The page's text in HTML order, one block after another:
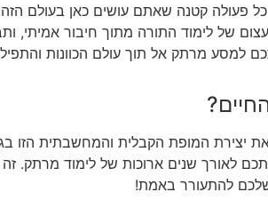
פעולה קטנה שאתם עושים כאן בעולם
של לימוד התורה מתוך חיבור אמיתי,
למסע מרתק אל תוך עולם הכוונות
יצירת המופת הקבלית והמחשבתית הזו
לאורך שנים ארוכות של לימוד מרתק.
להתעורר באמת!